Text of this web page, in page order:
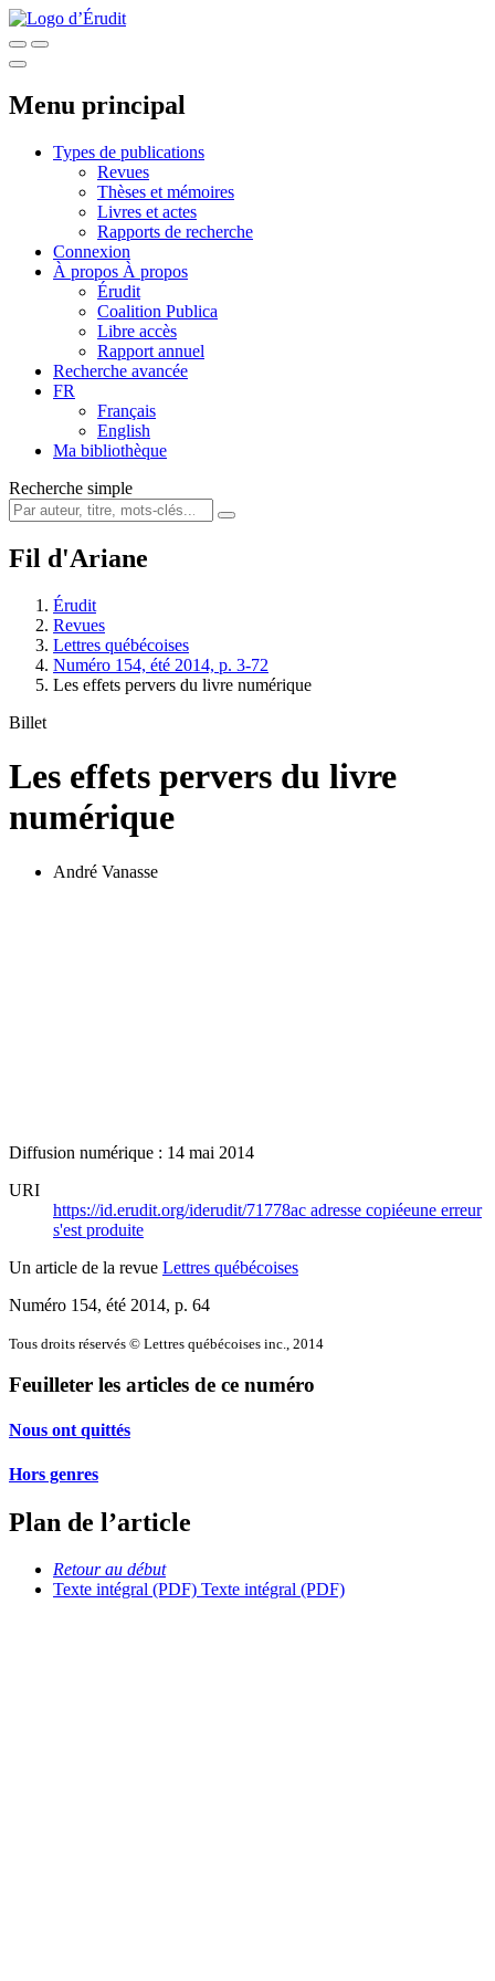
Menu principal
Types de publications
Revues
Thèses et mémoires
Livres et actes
Rapports de recherche
Connexion
À propos À propos
Érudit
Coalition Publica
Libre accès
Rapport annuel
Recherche avancée
FR
Français
English
Ma bibliothèque
Recherche simple
Fil d'Ariane
Érudit
Revues
Lettres québécoises
Numéro 154, été 2014, p. 3-72
Les effets pervers du livre numérique
Billet
Les effets pervers du livre
numérique
André Vanasse
Diffusion numérique : 14 mai 2014
URI
https://id.erudit.org/iderudit/71778ac adresse copiéeune erreur
s'est produite
Un article de la revue Lettres québécoises
Numéro 154, été 2014, p. 64
Tous droits réservés © Lettres québécoises inc., 2014
Feuilleter les articles de ce numéro
Nous ont quittés
Hors genres
Plan de l’article
Retour au début
Texte intégral (PDF) Texte intégral (PDF)